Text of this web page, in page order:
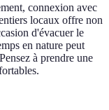
connexion avec
locaux offre non
d'évacuer le
en nature peut
à prendre une